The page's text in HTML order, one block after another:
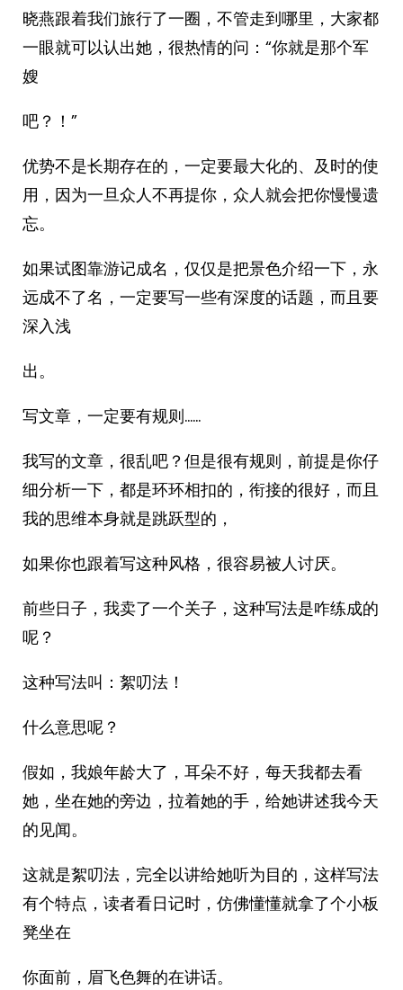
晓燕跟着我们旅行了一圈，不管走到哪里，大家都
一眼就可以认出她，很热情的问：“你就是那个军
嫂
吧？！”
优势不是长期存在的，一定要最大化的、及时的使
用，因为一旦众人不再提你，众人就会把你慢慢遗
忘。
如果试图靠游记成名，仅仅是把景色介绍一下，永
远成不了名，一定要写一些有深度的话题，而且要
深入浅
出。
写文章，一定要有规则……
我写的文章，很乱吧？但是很有规则，前提是你仔
细分析一下，都是环环相扣的，衔接的很好，而且
我的思维本身就是跳跃型的，
如果你也跟着写这种风格，很容易被人讨厌。
前些日子，我卖了一个关子，这种写法是咋练成的
呢？
这种写法叫：絮叨法！
什么意思呢？
假如，我娘年龄大了，耳朵不好，每天我都去看
她，坐在她的旁边，拉着她的手，给她讲述我今天
的见闻。
这就是絮叨法，完全以讲给她听为目的，这样写法
有个特点，读者看日记时，仿佛懂懂就拿了个小板
凳坐在
你面前，眉飞色舞的在讲话。